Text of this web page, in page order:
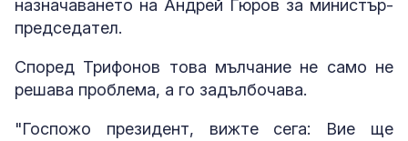
назначаването на Андрей Гюров за министър-
председател.
Според Трифонов това мълчание не само не
решава проблема, а го задълбочава.
"Госпожо президент, вижте сега: Вие ще